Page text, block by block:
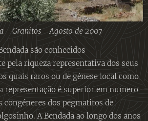
- Granitos - Agosto de 2007
são conhecidos
pela riqueza representativa dos seus
quais raros ou de génese local como
representação é superior em numero
congéneres dos pegmatitos de
A Bendada ao longo dos anos